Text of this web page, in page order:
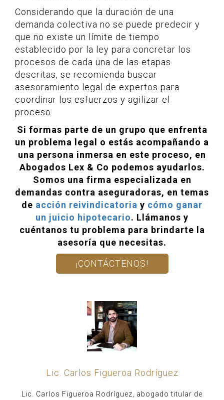
Considerando que la duración de una
demanda colectiva no se puede predecir y
que no existe un límite de tiempo
establecido por la ley para concretar los
procesos de cada una de las etapas
descritas, se recomienda buscar
asesoramiento legal de expertos para
coordinar los esfuerzos y agilizar el
proceso.
Si formas parte de un grupo que enfrenta
un problema legal o estás acompañando a
una persona inmersa en este proceso, en
Abogados Lex & Co podemos ayudarlos.
Somos una firma especializada en
demandas contra aseguradoras, en temas
de acción reivindicatoria y cómo ganar
un juicio hipotecario. Llámanos y
cuéntanos tu problema para brindarte la
asesoría que necesitas.
¡CONTÁCTENOS!
Lic. Carlos Figueroa Rodríguez
Lic. Carlos Figueroa Rodríguez, abogado titular de